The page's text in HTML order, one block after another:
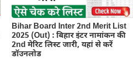
Bihar Board Inter 2nd Merit List
2025 (Out) : बिहार इंटर नामांकन की
2nd मेरिट लिस्ट जारी, यहां से करें
डॉउनलोड